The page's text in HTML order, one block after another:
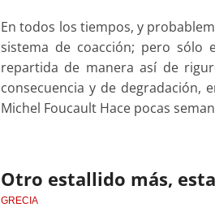
En todos los tiempos, y
sistema de coacción; pero sólo
repartida de manera así de
consecuencia y de
Michel Foucault Hace pocas
Otro estallido más,
GRECIA